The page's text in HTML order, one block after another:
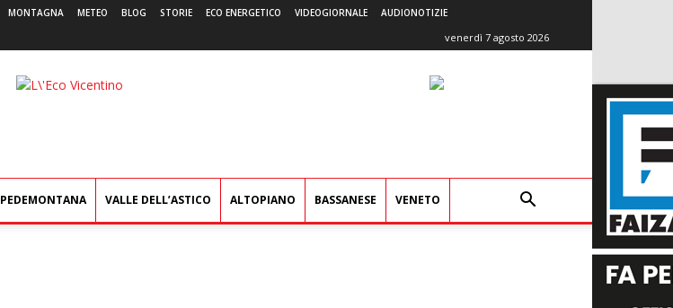
MONTAGNA METEO BLOG STORIE ECO ENERGETICO VIDEOGIORNALE AUDIONOTIZIE
venerdì 7 agosto 2026
L'Eco
PEDEMONTANA VALLE DELL’ASTICO ALTOPIANO BASSANESE VENETO